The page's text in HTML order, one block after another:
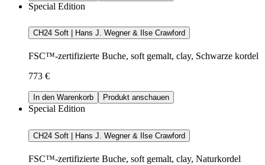
Special Edition
CH24 Soft | Hans J. Wegner & Ilse Crawford
FSC™-zertifizierte Buche, soft gemalt, clay, Schwarze kordel
773 €
In den Warenkorb Produkt anschauen
Special Edition
CH24 Soft | Hans J. Wegner & Ilse Crawford
FSC™-zertifizierte Buche, soft gemalt, clay, Naturkordel